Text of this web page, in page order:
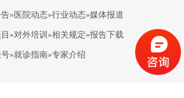
»医院动态»行业动态»媒体报道
»对外培训»相关规定»报告下载
»就诊指南»专家介绍